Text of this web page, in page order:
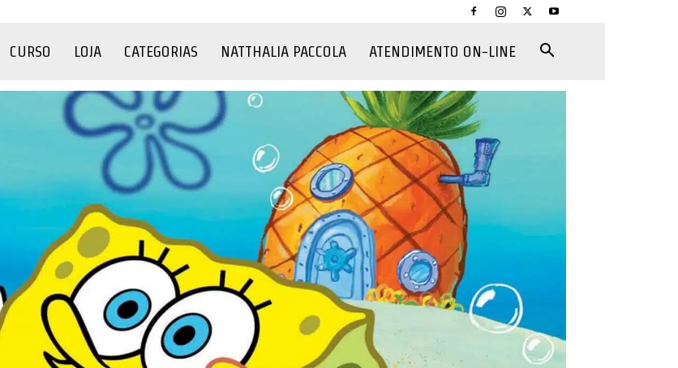
CURSO LOJA CATEGORIAS NATTHALIA PACCOLA ATENDIMENTO ON-LINE